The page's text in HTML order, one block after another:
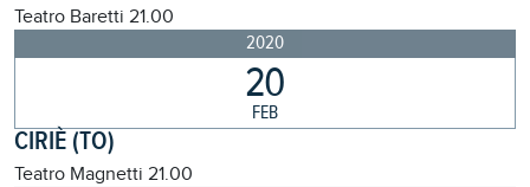
Teatro Baretti 21.00
2020
20
FEB
CIRIÈ (TO)
Teatro Magnetti 21.00